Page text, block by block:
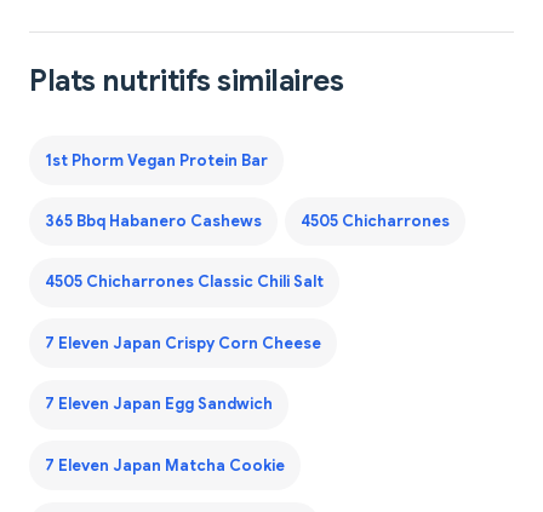
Plats nutritifs similaires
1st Phorm Vegan Protein Bar
365 Bbq Habanero Cashews 4505 Chicharrones
4505 Chicharrones Classic Chili Salt
7 Eleven Japan Crispy Corn Cheese
7 Eleven Japan Egg Sandwich
7 Eleven Japan Matcha Cookie